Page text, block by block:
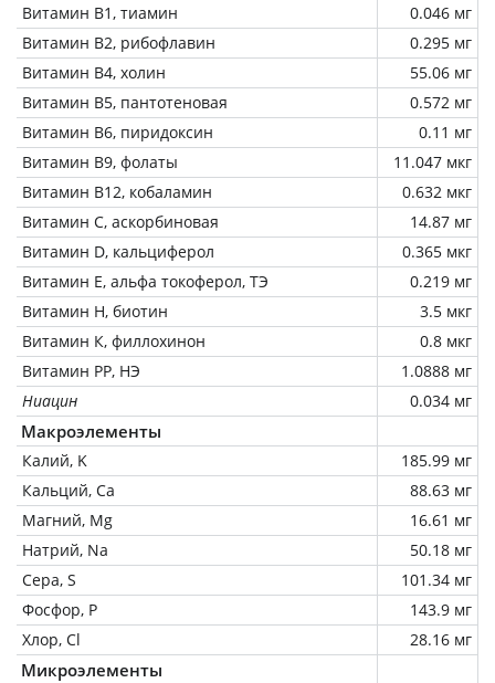
Витамин В1, тиамин
0.046 мг
Витамин В2, рибофлавин
0.295 мг
Витамин В4, холин
55.06 мг
Витамин В5, пантотеновая
0.572 мг
Витамин В6, пиридоксин
0.11 мг
Витамин В9, фолаты
11.047 мкг
Витамин В12, кобаламин
0.632 мкг
Витамин C, аскорбиновая
14.87 мг
Витамин D, кальциферол
0.365 мкг
Витамин Е, альфа токоферол, ТЭ
0.219 мг
Витамин Н, биотин
3.5 мкг
Витамин К, филлохинон
0.8 мкг
Витамин РР, НЭ
1.0888 мг
Ниацин
0.034 мг
Макроэлементы
Калий, K
185.99 мг
Кальций, Ca
88.63 мг
Магний, Mg
16.61 мг
Натрий, Na
50.18 мг
Сера, S
101.34 мг
Фосфор, P
143.9 мг
Хлор, Cl
28.16 мг
Микроэлементы